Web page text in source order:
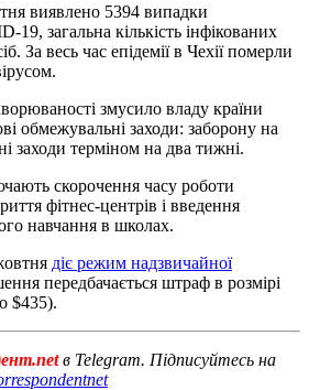
виявлено 5394 випадки
загальна кількість інфікованих
За весь час епідемії в Чехії померли
змусило владу країни
обмежувальні заходи: заборону на
заходи терміном на два тижні.
скорочення часу роботи
фітнес-центрів і введення
навчання в школах.
діє режим надзвичайної
передбачається штраф в розмірі
$435).
в Telegram. Підписуйтесь на